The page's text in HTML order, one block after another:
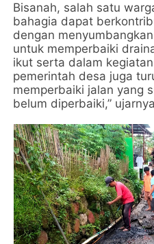
Bisanah, salah satu
bahagia dapat
dengan
untuk memperbaiki
ikut serta dalam
pemerintah desa juga
memperbaiki jalan yang
belum diperbaiki,”